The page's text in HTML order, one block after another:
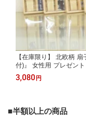
【在庫限り】 北欧柄
付)』 女性用 プレゼント
3,080 円
■半額以上の商品